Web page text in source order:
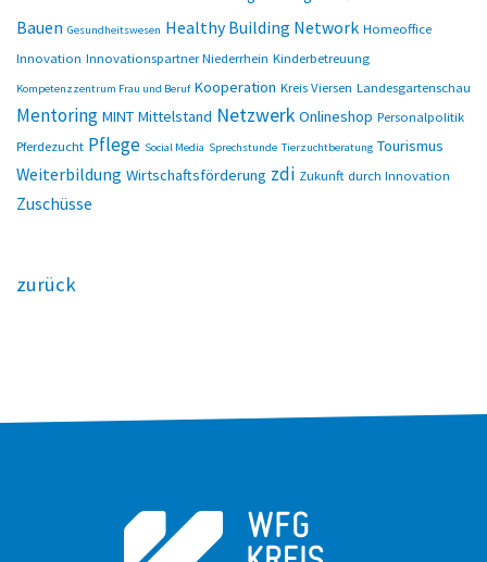
Bauen Gesundheitswesen Healthy Building Network Homeoffice
Innovation Innovationspartner Niederrhein Kinderbetreuung
Kompetenzzentrum Frau und Beruf Kooperation Kreis Viersen Landesgartenschau
Mentoring MINT Mittelstand Netzwerk Onlineshop Personalpolitik
Pferdezucht Pflege Social Media Sprechstunde Tierzuchtberatung Tourismus
Weiterbildung Wirtschaftsförderung zdi Zukunft durch Innovation
Zuschüsse
zurück